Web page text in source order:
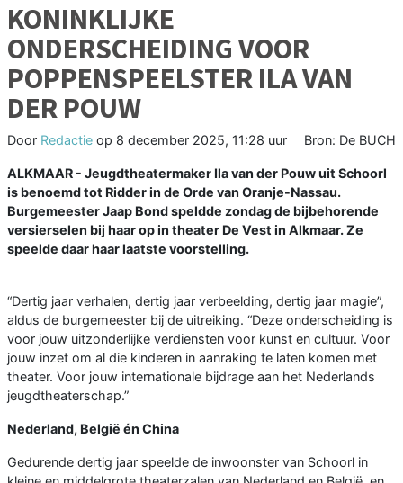
KONINKLIJKE
ONDERSCHEIDING VOOR
POPPENSPEELSTER ILA VAN
DER POUW
Door Redactie op 8 december 2025, 11:28 uur Bron: De BUCH
ALKMAAR - Jeugdtheatermaker Ila van der Pouw uit Schoorl
is benoemd tot Ridder in de Orde van Oranje-Nassau.
Burgemeester Jaap Bond speldde zondag de bijbehorende
versierselen bij haar op in theater De Vest in Alkmaar. Ze
speelde daar haar laatste voorstelling.
“Dertig jaar verhalen, dertig jaar verbeelding, dertig jaar magie”,
aldus de burgemeester bij de uitreiking. “Deze onderscheiding is
voor jouw uitzonderlijke verdiensten voor kunst en cultuur. Voor
jouw inzet om al die kinderen in aanraking te laten komen met
theater. Voor jouw internationale bijdrage aan het Nederlands
jeugdtheaterschap.”
Nederland, België én China
Gedurende dertig jaar speelde de inwoonster van Schoorl in